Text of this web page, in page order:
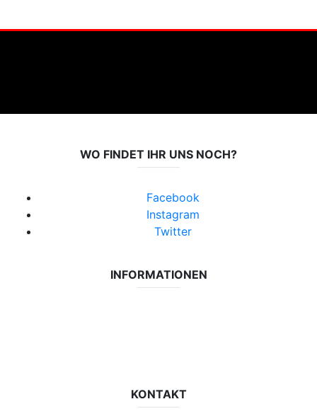
WO FINDET IHR UNS NOCH?
Facebook
Instagram
Twitter
INFORMATIONEN
KONTAKT